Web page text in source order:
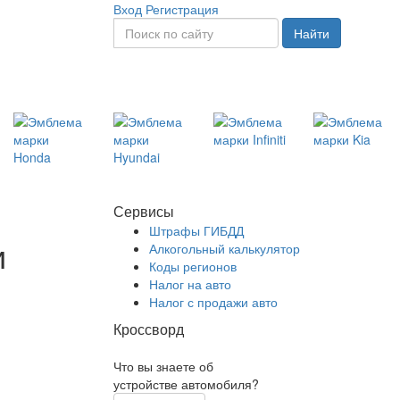
Вход Регистрация
Найти
Сервисы
Штрафы ГИБДД
Алкогольный калькулятор
Коды регионов
Налог на авто
Налог с продажи авто
Кроссворд
Что вы знаете об
устройстве автомобиля?